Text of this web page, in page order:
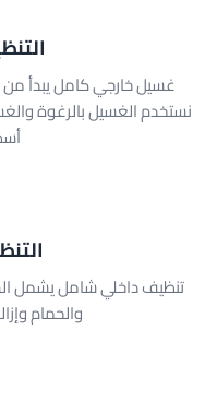
غسيل خارجي كامل يبدأ
نستخدم الغسيل بالرغوة
تنظيف داخلي شامل يشمل
والحمام